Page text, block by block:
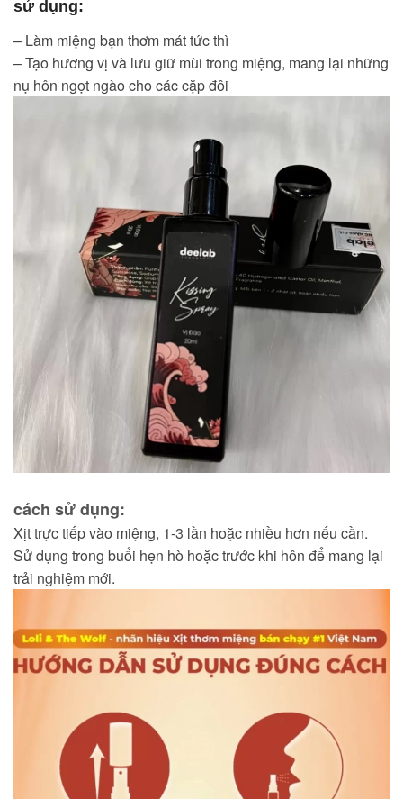
sử dụng:
– Làm miệng bạn thơm mát tức thì
– Tạo hương vị và lưu giữ mùi trong miệng, mang lại những
nụ hôn ngọt ngào cho các cặp đôi
cách sử dụng:
Xịt trực tiếp vào miệng, 1-3 lần hoặc nhiều hơn nếu cần.
Sử dụng trong buổi hẹn hò hoặc trước khi hôn để mang lại
trải nghiệm mới.